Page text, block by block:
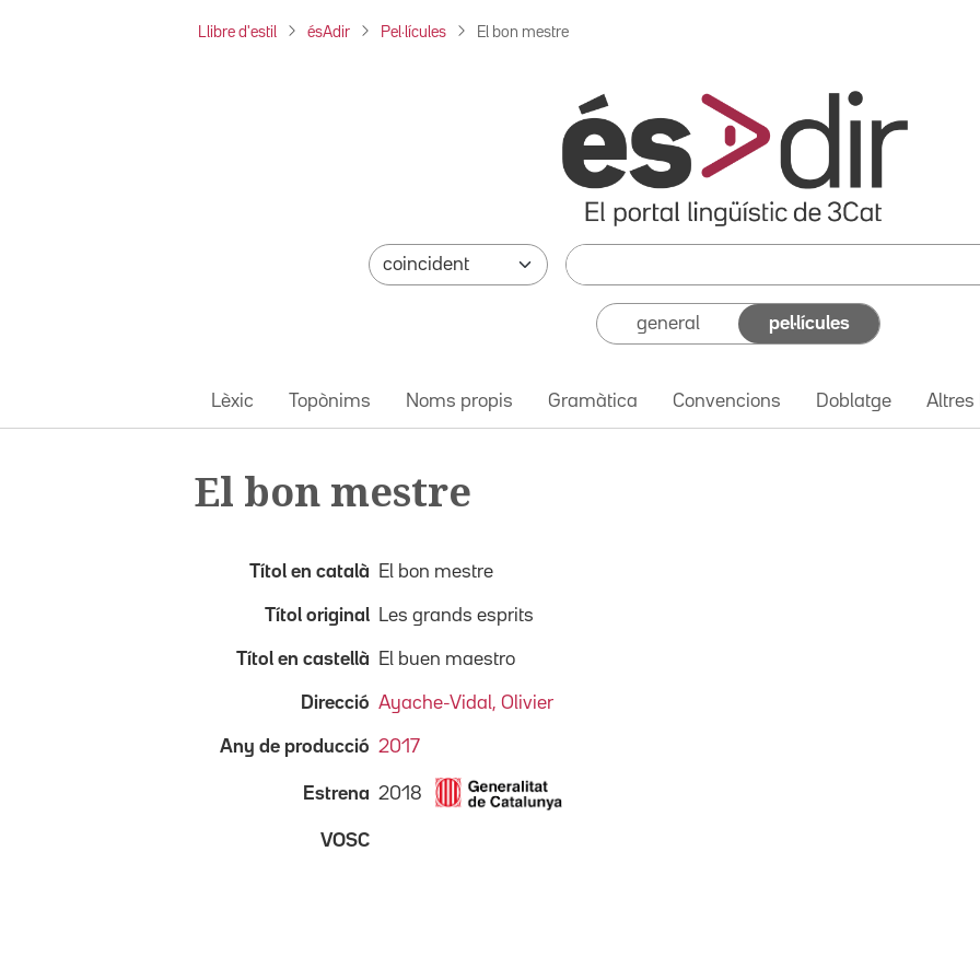
Llibre d'estil ésAdir Pel·lícules El bon mestre
general pel·lícules
Lèxic Topònims Noms propis Gramàtica Convencions Doblatge Altres
El bon mestre
Títol en català El bon mestre
Títol original Les grands esprits
Títol en castellà El buen maestro
Direcció Ayache-Vidal, Olivier
Any de producció 2017
Estrena 2018
VOSC